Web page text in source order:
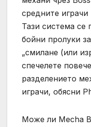
средните играчи
Тази система се
бойни пролуки
„смилане (или
спечелете
разделението
играчи, обясни
Може ли Mecha